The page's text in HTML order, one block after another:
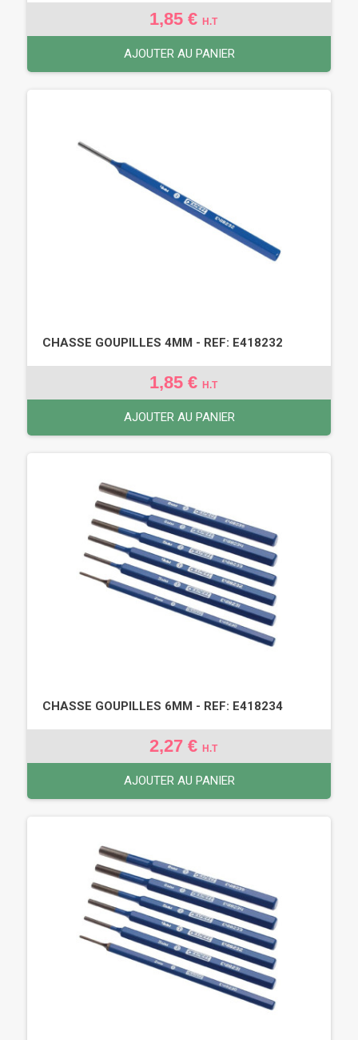
1,85 € H.T
AJOUTER AU PANIER
CHASSE GOUPILLES 4MM - REF: E418232
1,85 € H.T
AJOUTER AU PANIER
CHASSE GOUPILLES 6MM - REF: E418234
2,27 € H.T
AJOUTER AU PANIER